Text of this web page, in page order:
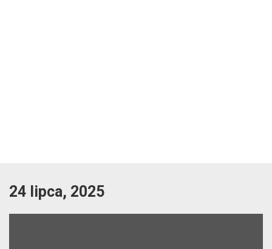
24 lipca, 2025